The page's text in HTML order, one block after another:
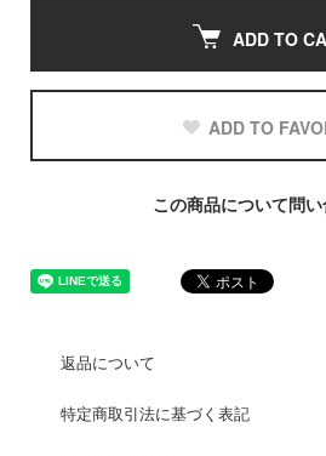
ADD TO
ADD TO
この商品について問
返品について
特定商取引法に基づく表記